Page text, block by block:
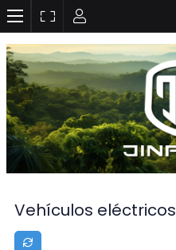
Vehículos eléctricos